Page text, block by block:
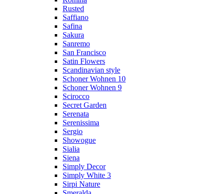
Rusted
Saffiano
Safina
Sakura
Sanremo
San Francisco
Satin Flowers
Scandinavian style
Schoner Wohnen 10
Schoner Wohnen 9
Scirocco
Secret Garden
Serenata
Serenissima
Sergio
Showogue
Sialia
Siena
Simply Decor
Simply White 3
Sirpi Nature